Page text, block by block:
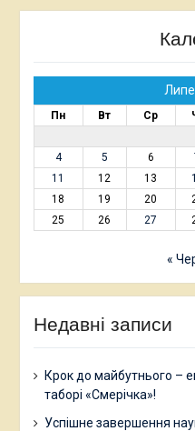
Пн Вт Ср
4
5 6
11
12 13
18
19 20
25
26 27
«
Недавні записи
Крок до майбутнього –
таборі «Смерічка»!
Успішне завершення